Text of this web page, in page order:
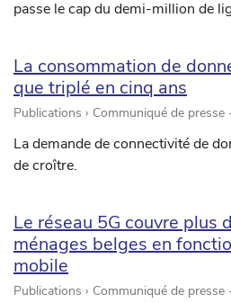
passe le cap du demi-million de
La consommation de
que triplé en cinq ans
Publications › Communiqué de presse
La demande de connectivité de
de croître.
Le réseau 5G couvre plus
ménages belges en
mobile
Publications › Communiqué de presse